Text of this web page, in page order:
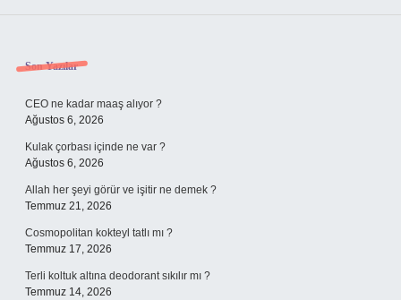
Sidebar
Son Yazılar
CEO ne kadar maaş alıyor ?
Ağustos 6, 2026
Kulak çorbası içinde ne var ?
Ağustos 6, 2026
Allah her şeyi görür ve işitir ne demek ?
Temmuz 21, 2026
Cosmopolitan kokteyl tatlı mı ?
Temmuz 17, 2026
Terli koltuk altına deodorant sıkılır mı ?
Temmuz 14, 2026